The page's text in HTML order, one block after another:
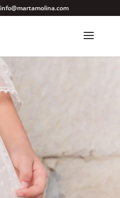
info@martamolina.com